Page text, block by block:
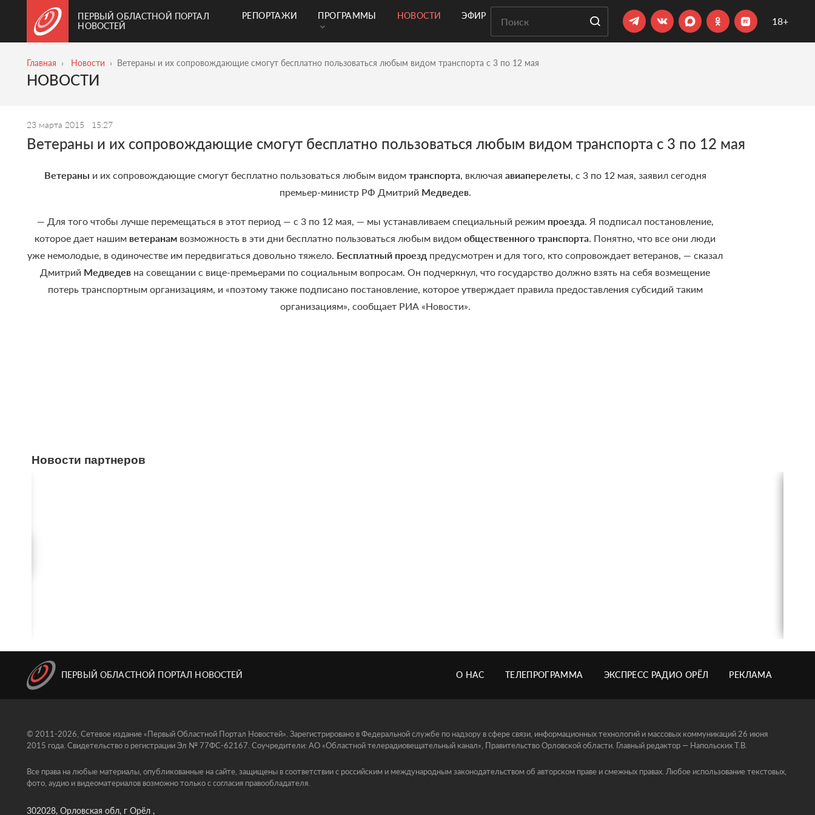
ПЕРВЫЙ ОБЛАСТНОЙ ПОРТАЛ
НОВОСТЕЙ
РЕПОРТАЖИ ПРОГРАММЫ НОВОСТИ ЭФИР 18+
Главная Новости Ветераны и их сопровождающие смогут бесплатно пользоваться любым видом транспорта с 3 по 12 мая
НОВОСТИ
23 марта 2015 15:27
Ветераны и их сопровождающие смогут бесплатно пользоваться любым видом транспорта с 3 по 12 мая
Ветераны и их сопровождающие смогут бесплатно пользоваться любым видом транспорта, включая авиаперелеты, с 3 по 12 мая, заявил сегодня
премьер-министр РФ Дмитрий Медведев.
— Для того чтобы лучше перемещаться в этот период — с 3 по 12 мая, — мы устанавливаем специальный режим проезда. Я подписал постановление,
которое дает нашим ветеранам возможность в эти дни бесплатно пользоваться любым видомобщественного транспорта. Понятно, что все они люди
уже немолодые, в одиночестве им передвигаться довольно тяжело. Бесплатный проезд предусмотрен и для того, кто сопровождает ветеранов, — сказал
Дмитрий Медведев на совещании с вице-премьерами по социальным вопросам. Он подчеркнул, что государство должно взять на себя возмещение
потерь транспортным организациям, и «поэтому также подписано постановление, которое утверждает правила предоставления субсидий таким
организациям», сообщает РИА «Новости».
Новости партнеров
ПЕРВЫЙ ОБЛАСТНОЙ ПОРТАЛ НОВОСТЕЙ О НАС ТЕЛЕПРОГРАММА ЭКСПРЕСС РАДИО ОРЁЛ РЕКЛАМА
© 2011-2026, Сетевое издание «Первый Областной Портал Новостей». Зарегистрировано в Федеральной службе по надзору в сфере связи, информационных технологий и массовых коммуникаций 26 июня
2015 года. Свидетельство о регистрации Эл № 77ФС-62167. Соучредители: АО «Областной телерадиовещательный канал», Правительство Орловской области. Главный редактор — Напольских Т.В.
Все права на любые материалы, опубликованные на сайте, защищены в соответствии с российским и международным законодательством об авторском праве и смежных правах. Любое использование текстовых,
фото, аудио и видеоматериалов возможно только с согласия правообладателя.
302028, Орловская обл, г Орёл ,